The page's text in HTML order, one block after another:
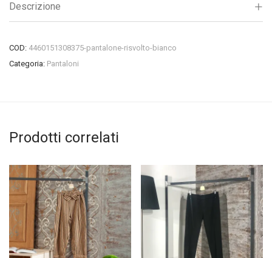
Descrizione
COD: 4460151308375-pantalone-risvolto-bianco
Categoria: Pantaloni
Prodotti correlati